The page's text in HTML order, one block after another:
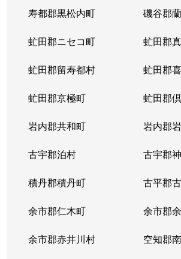
寿都郡黒松内町 磯谷郡
虻田郡ニセコ町 虻田郡
虻田郡留寿都村 虻田郡
虻田郡京極町 虻田郡
岩内郡共和町 岩内郡
古宇郡泊村 古宇郡
積丹郡積丹町 古平郡
余市郡仁木町 余市郡
余市郡赤井川村 空知郡